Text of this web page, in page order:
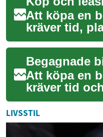
noggran...
Att köpa en
kräver tid,
kunskap om
tekniska
ägarhistorik.
Att köpa en
kräver tid
för att
fallgropar.
igenom pr...
LIVSSTIL